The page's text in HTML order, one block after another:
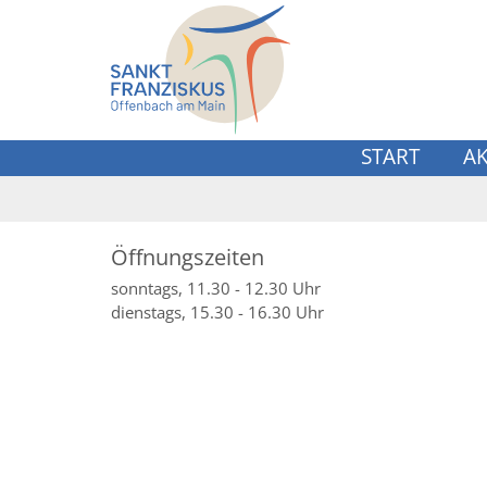
START
Öffnungszeiten
sonntags, 11.30 - 12.30 Uhr
dienstags, 15.30 - 16.30 Uhr